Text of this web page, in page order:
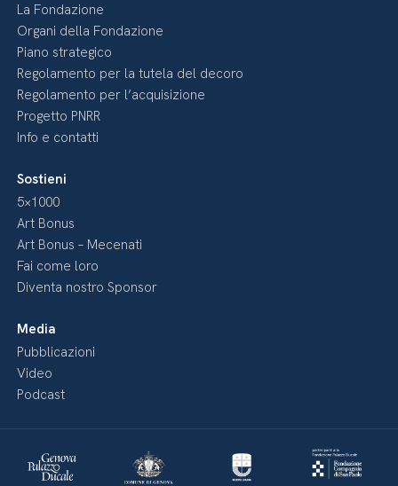
La Fondazione
Organi della Fondazione
Piano strategico
Regolamento per la tutela del decoro
Regolamento per l’acquisizione
Progetto PNRR
Info e contatti
Sostieni
5×1000
Art Bonus
Art Bonus – Mecenati
Fai come loro
Diventa nostro Sponsor
Media
Pubblicazioni
Video
Podcast